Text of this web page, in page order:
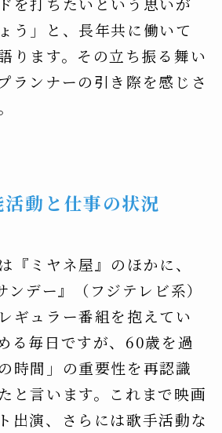
う」と、長年共に働いて
ります。その立ち振る舞い
ランナーの引き際を感じさ
動と仕事の状況
『ミヤネ屋』のほかに、
デー』（フジテレビ系）
ギュラー番組を抱えてい
る毎日ですが、60歳を過
時間」の重要性を再認識
と言います。これまで映画
出演、さらには歌手活動な